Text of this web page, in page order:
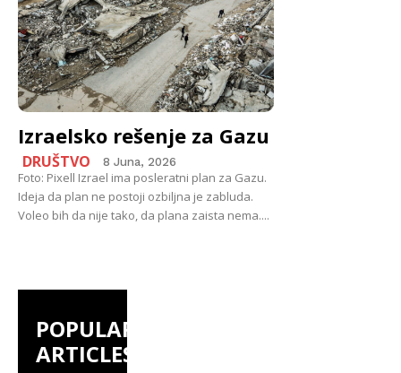
Izraelsko rešenje za Gazu
DRUŠTVO 8 Juna, 2026
Foto: Pixell Izrael ima posleratni plan za Gazu.
Ideja da plan ne postoji ozbiljna je zabluda.
Voleo bih da nije tako, da plana zaista nema....
POPULAR
ARTICLES